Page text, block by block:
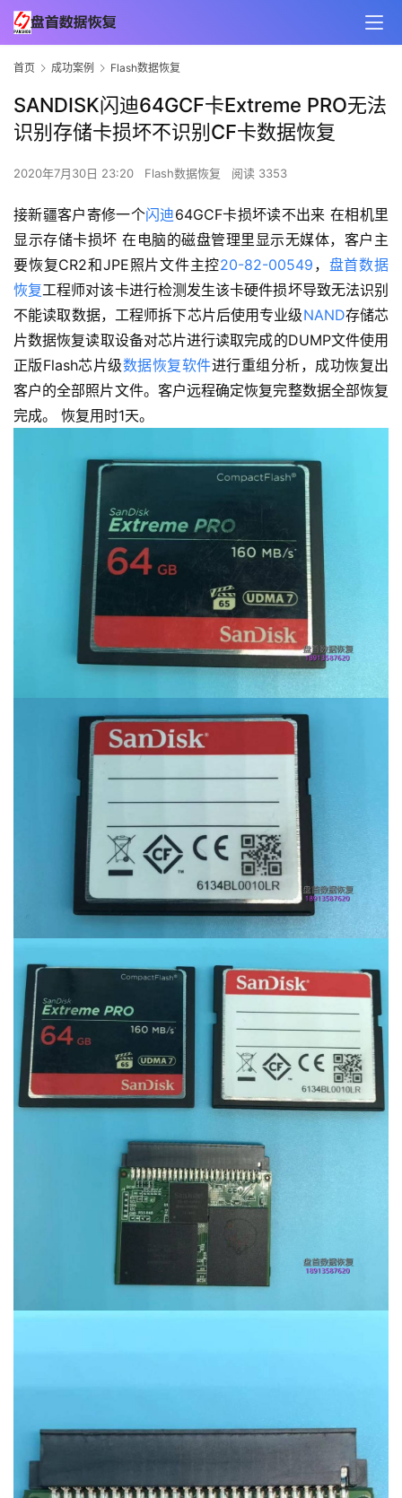
首页 成功案例 Flash数据恢复
SANDISK闪迪64GCF卡Extreme PRO无法
识别存储卡损坏不识别CF卡数据恢复
2020年7月30日 23:20 Flash数据恢复 阅读 3353
接新疆客户寄修一个闪迪64GCF卡损坏读不出来 在相机里
显示存储卡损坏 在电脑的磁盘管理里显示无媒体，客户主
要恢复CR2和JPE照片文件主控20-82-00549 ， 盘首数据
恢复工程师对该卡进行检测发生该卡硬件损坏导致无法识别
不能读取数据，工程师拆下芯片后使用专业级NAND存储芯
片数据恢复读取设备对芯片进行读取完成的DUMP文件使用
正版Flash芯片级数据恢复软件进行重组分析，成功恢复出
客户的全部照片文件。客户远程确定恢复完整数据全部恢复
完成。 恢复用时1天。